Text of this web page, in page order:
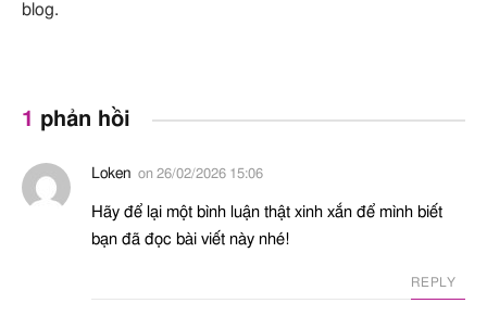
blog.
1 phản hồi
Loken on 26/02/2026 15:06
Hãy để lại một bình luận thật xinh xắn để mình biết
bạn đã đọc bài viết này nhé!
REPLY